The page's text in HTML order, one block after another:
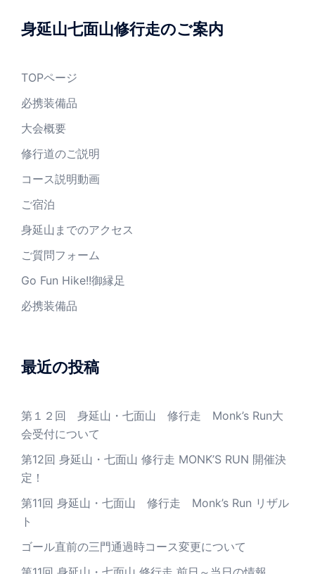
身延山七面山修行走のご案内
TOPページ
必携装備品
大会概要
修行道のご説明
コース説明動画
ご宿泊
身延山までのアクセス
ご質問フォーム
Go Fun Hike!!御縁足
必携装備品
最近の投稿
第１２回 身延山・七面山 修行走 Monk’s Run大
会受付について
第12回 身延山・七面山 修行走 MONK’S RUN 開催決
定！
第11回 身延山・七面山 修行走 Monk’s Run リザル
ト
ゴール直前の三門通過時コース変更について